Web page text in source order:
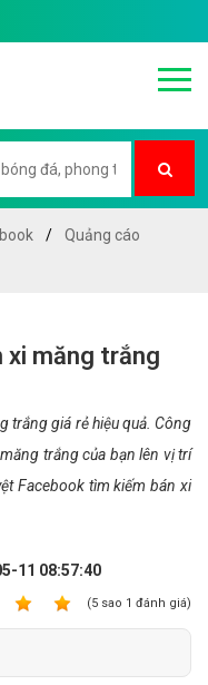
Quảng cáo
xi măng trắng
trắng giá rẻ hiệu quả. Công
trắng của bạn lên vị trí
Facebook tìm kiếm bán xi
11 08:57:40
(5 sao 1 đánh giá)